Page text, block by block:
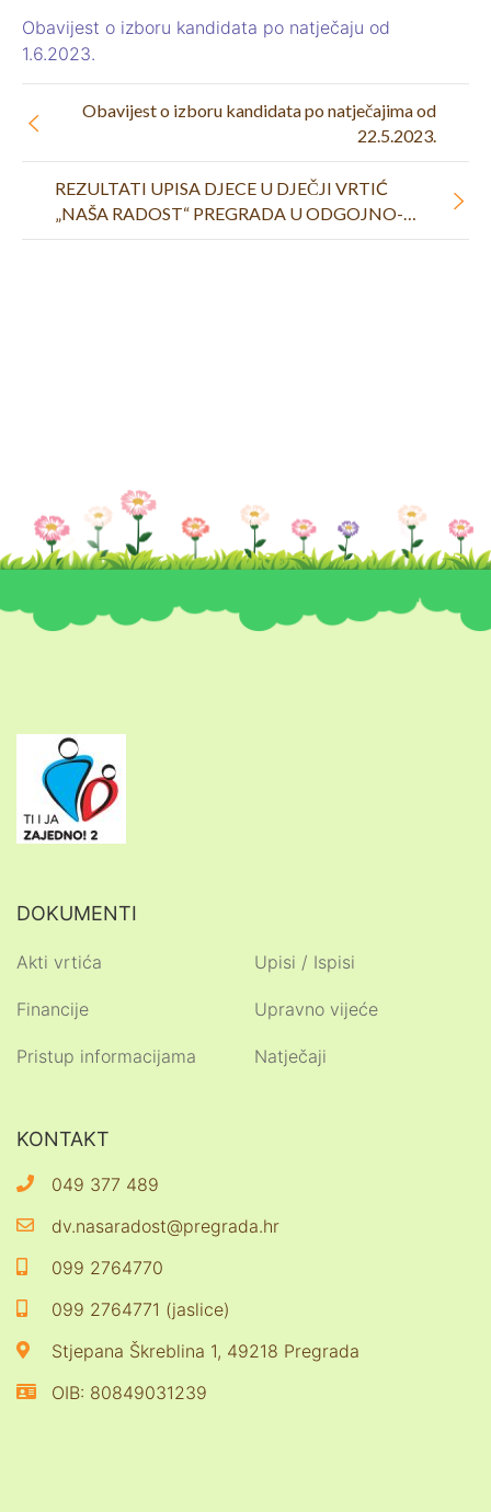
Obavijest o izboru kandidata po natječaju od
1.6.2023.
REZULTATI UPISA DJECE U DJEČJI VRTIĆ
„NAŠA RADOST“ PREGRADA U ODGOJNO-
OBRAZOVNU 2023./2024. GODINU.
Obavijest o izboru kandidata po natječajima od
22.5.2023.
DOKUMENTI
Akti vrtića
Financije
Pristup informacijama
Upisi / Ispisi
Upravno vijeće
Natječaji
KONTAKT
049 377 489
dv.nasaradost@pregrada.hr
099 2764770
099 2764771 (jaslice)
Stjepana Škreblina 1, 49218 Pregrada
OIB: 80849031239